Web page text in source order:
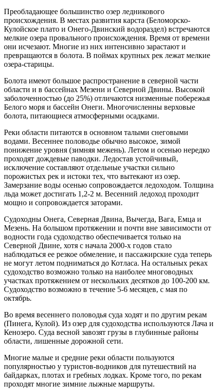
Преобладающее большинство озер ледникового
происхождения. В местах развития карста (Беломорско-
Кулойское плато и Онего-Двинский водораздел) встречаются
мелкие озера провального происхождения. Время от времени
они исчезают. Многие из них интенсивно зарастают и
превращаются в болота. В поймах крупных рек лежат мелкие
озера-старицы.
Болота имеют большое распространение в северной части
области и в бассейнах Мезени и Северной Двины. Высокой
заболоченностью (до 25%) отличаются низменные побережья
Белого моря и бассейн Онеги. Многочисленны верховые
болота, питающиеся атмосферными осадками.
Реки области питаются в основном талыми снеговыми
водами. Весеннее половодье обычно высокое, зимой
понижение уровня (зимняя межень). Летом и осенью нередко
проходят дождевые паводки. Ледостав устойчивый,
исключение составляют отдельные участки сильно
порожистых рек и истоки тех, что вытекают из озер.
Замерзание воды осенью сопровождается ледоходом. Толщина
льда может достигать 1,2-2 м. Весенний ледоход проходит
мощно и сопровождается заторами.
Судоходны Онега, Северная Двина, Вычегда, Вага, Емца и
Мезень. На большом протяжении и почти вне зависимости от
водности года судоходство обеспечивается только на
Северной Двине, хотя с начала 2000-х годов стало
наблюдаться ее резкое обмеление, и пассажирские суда теперь
не могут летом подниматься до Котласа. На остальных реках
судоходство возможно только на наиболее многоводных
участках протяжением от нескольких десятков до 100-200 км.
Судоходство возможно в течение 5-6 месяцев, с мая по
октябрь.
Во время весеннего половодья суда ходят и по другим рекам
(Пинега, Кулой). Из озер для судоходства используются Лача и
Кенозеро. Суда весной завозят грузы в глубинные районы
области, лишенные дорожной сети.
Многие малые и средние реки области пользуются
популярностью у туристов-водников для путешествий на
байдарках, плотах и гребных лодках. Кроме того, по рекам
проходят многие зимние лыжные маршруты.